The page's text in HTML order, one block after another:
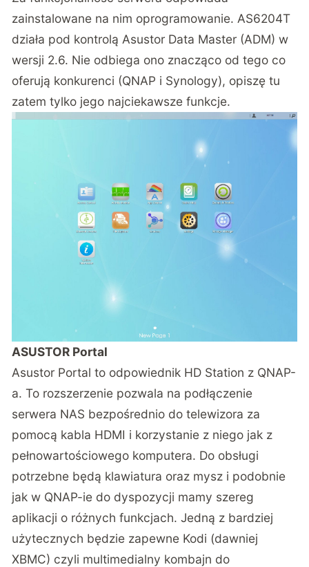
zainstalowane na nim oprogramowanie. AS6204T
działa pod kontrolą Asustor Data Master (ADM) w
wersji 2.6. Nie odbiega ono znacząco od tego co
oferują konkurenci (QNAP i Synology), opiszę tu
zatem tylko jego najciekawsze funkcje.
ASUSTOR Portal
Asustor Portal to odpowiednik HD Station z QNAP-
a. To rozszerzenie pozwala na podłączenie
serwera NAS bezpośrednio do telewizora za
pomocą kabla HDMI i korzystanie z niego jak z
pełnowartościowego komputera. Do obsługi
potrzebne będą klawiatura oraz mysz i podobnie
jak w QNAP-ie do dyspozycji mamy szereg
aplikacji o różnych funkcjach. Jedną z bardziej
użytecznych będzie zapewne Kodi (dawniej
XBMC) czyli multimedialny kombajn do